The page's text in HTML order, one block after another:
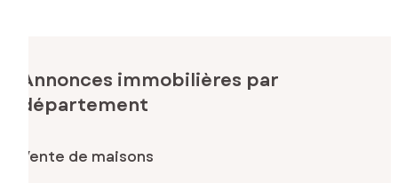
Annonces immobilières par
département
Vente de maisons